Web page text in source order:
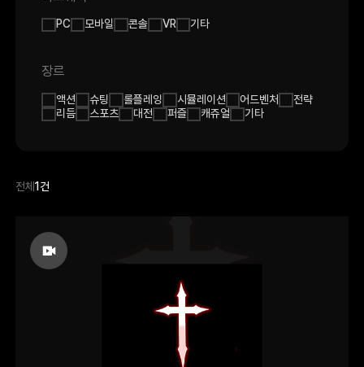
PC 모바일 콘솔 VR 기타
장르
액션 슈팅 롤플레잉 시뮬레이션 어드벤처
전략
리듬
스포츠 대전 퍼즐 캐쥬얼 기타
전체 1건